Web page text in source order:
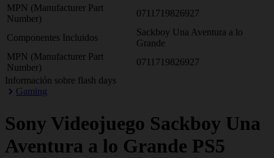
MPN (Manufacturer Part
Number)
0711719826927
Componentes Incluidos
Sackboy Una Aventura a lo
Grande
MPN (Manufacturer Part
Number)
0711719826927
Información sobre flash days
Gaming
SonyVideojuego Sackboy Una
Aventura a lo Grande PS5